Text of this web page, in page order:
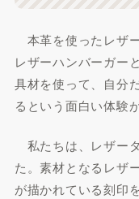
本革を使ったレザ
レザーハンバーガー
具材を使って、自分
るという面白い体験
私たちは、レザー
た。素材となるレザ
が描かれている刻印